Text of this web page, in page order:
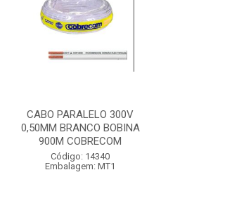
CABO PARALELO 300V
0,50MM BRANCO BOBINA
900M COBRECOM
Código: 14340
Embalagem: MT1